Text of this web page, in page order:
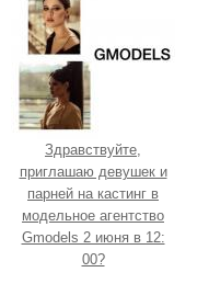
Здравствуйте,
приглашаю девушек и
парней на кастинг в
модельное агентство
Gmodels 2 июня в 12:
00?